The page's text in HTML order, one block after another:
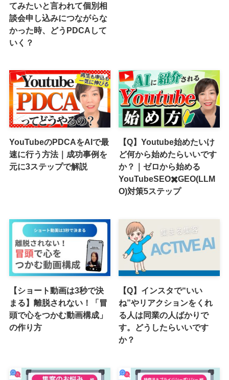
てみたいと言われて個別相
談会申し込みにつながらな
かった時、どうPDCAして
いく？
YouTubeのPDCAをAIで最
速に行う方法｜成功事例を
元に3ステップで解説
【Q】Youtube始めたいけ
ど何から始めたらいいです
か？｜ゼロから始める
YouTubeSEO✖️GEO(LLM
O)対策5ステップ
【ショート動画は3秒で決
まる】離脱されない！「冒
頭で心をつかむ動画構成」
の作り方
【Q】インスタで“いい
ね”やリアクションをくれ
る人は同業の人ばかりで
す。どうしたらいいです
か？